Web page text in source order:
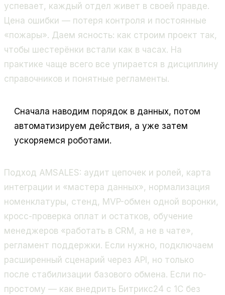
успевает, каждый отдел живет в своей правде.
Цена ошибки — потеря контроля и постоянные
«пожары». Даем ясность: как строим проект так,
чтобы шестерёнки встали как в часах. На
практике чаще всего все упирается в дисциплину
справочников и понятные регламенты.
Сначала наводим порядок в данных, потом
автоматизируем действия, а уже затем
ускоряемся роботами.
Подход AMSALES: аудит цепочек и ролей, карта
интеграции и «мастера данных», нормализация
номенклатуры, стенд, MVP-обмен одной воронки,
кросс-проверка оплат и остатков, обучение
менеджеров «работать в CRM, а не в чате»,
регламент поддержки. Если нужно, подключаем
расширенный сценарий через API, но только
после стабилизации базового обмена. Если по-
простому — как внедрить Битрикс24 с 1С без